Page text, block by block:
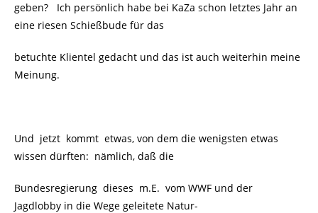
geben? Ich persönlich habe bei KaZa schon letztes Jahr an
eine riesen Schießbude für das
betuchte Klientel gedacht und das ist auch weiterhin meine
Meinung.
Und jetzt kommt etwas, von dem die wenigsten etwas
wissen dürften: nämlich, daß die
Bundesregierung dieses m.E. vom WWF und der
Jagdlobby in die Wege geleitete Natur-